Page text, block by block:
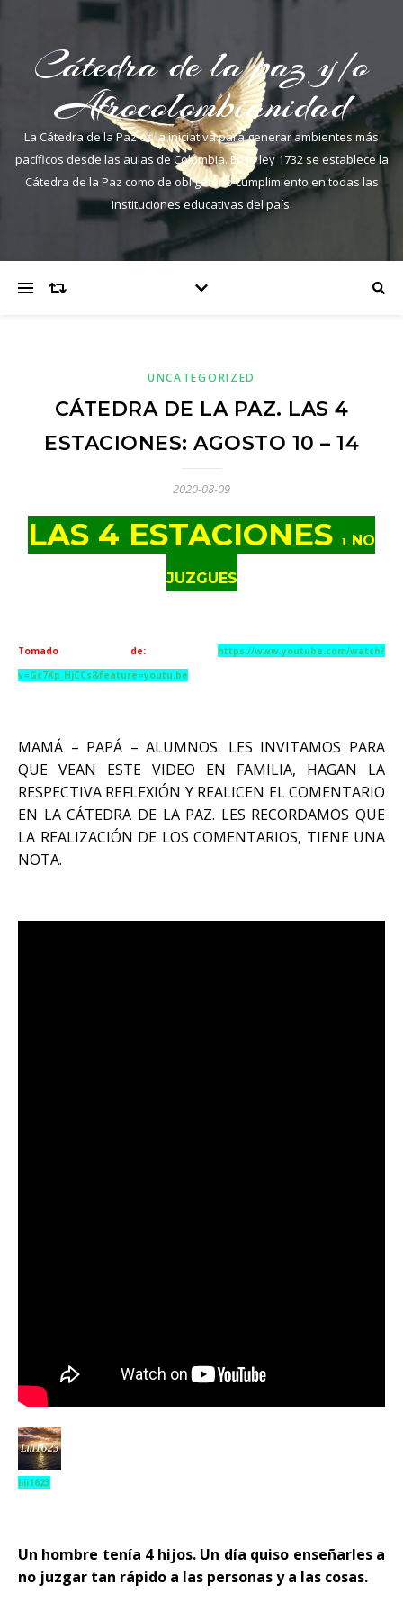
Cátedra de la paz y/o
Afrocolombianidad
La Cátedra de la Paz es la iniciativa para generar ambientes más
pacíficos desde las aulas de Colombia. En la ley 1732 se establece la
Cátedra de la Paz como de obligatorio cumplimiento en todas las
instituciones educativas del país.
UNCATEGORIZED
CÁTEDRA DE LA PAZ. LAS 4
ESTACIONES: AGOSTO 10 – 14
2020-08-09
LAS 4 ESTACIONES ι NO
JUZGUES
Tomado de: https://www.youtube.com/watch?
v=Gc7Xp_HjCCs&feature=youtu.be
MAMÁ – PAPÁ – ALUMNOS. LES INVITAMOS PARA
QUE VEAN ESTE VIDEO EN FAMILIA, HAGAN LA
RESPECTIVA REFLEXIÓN Y REALICEN EL COMENTARIO
EN LA CÁTEDRA DE LA PAZ. LES RECORDAMOS QUE
LA REALIZACIÓN DE LOS COMENTARIOS, TIENE UNA
NOTA.
lili1623
Un hombre tenía 4 hijos. Un día quiso enseñarles a
no juzgar tan rápido a las personas y a las cosas.